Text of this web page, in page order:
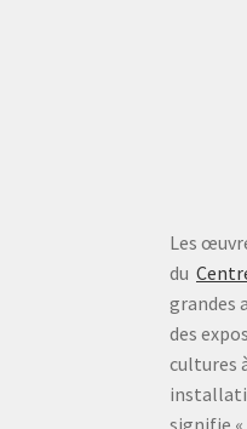
Les
du
grandes
des
cultures